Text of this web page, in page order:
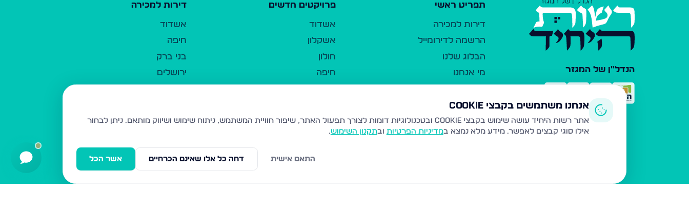
הנדל"ן של המגזר
תפריט ראשי
דירות למכירה
הרשמה לדירומייל
הבלוג שלנו
מי אנחנו
כלי עזר
פרסום ברשות היחיד
משרדי תיווך
פרויקטים חדשים
אשדוד
אשקלון
חולון
חיפה
נהריה
עמנואל
דירות למכירה
אשדוד
חיפה
בני ברק
ירושלים
בית שמש
ביתר עילית
אנחנו משתמשים בקבצי Cookie
אתר רשות היחיד עושה שימוש בקבצי Cookie ובטכנולוגיות דומות לצורך תפעול האתר, שיפור חוויית המשתמש, ניתוח שימוש ושיווק מותאם.
ניתן לבחור
אילו סוגי קבצים לאפשר. מידע מלא נמצא במדיניות הפרטיות ובתקנון השימוש.
אשר הכל דחה כל אלו שאינם הכרחיים התאם אישית